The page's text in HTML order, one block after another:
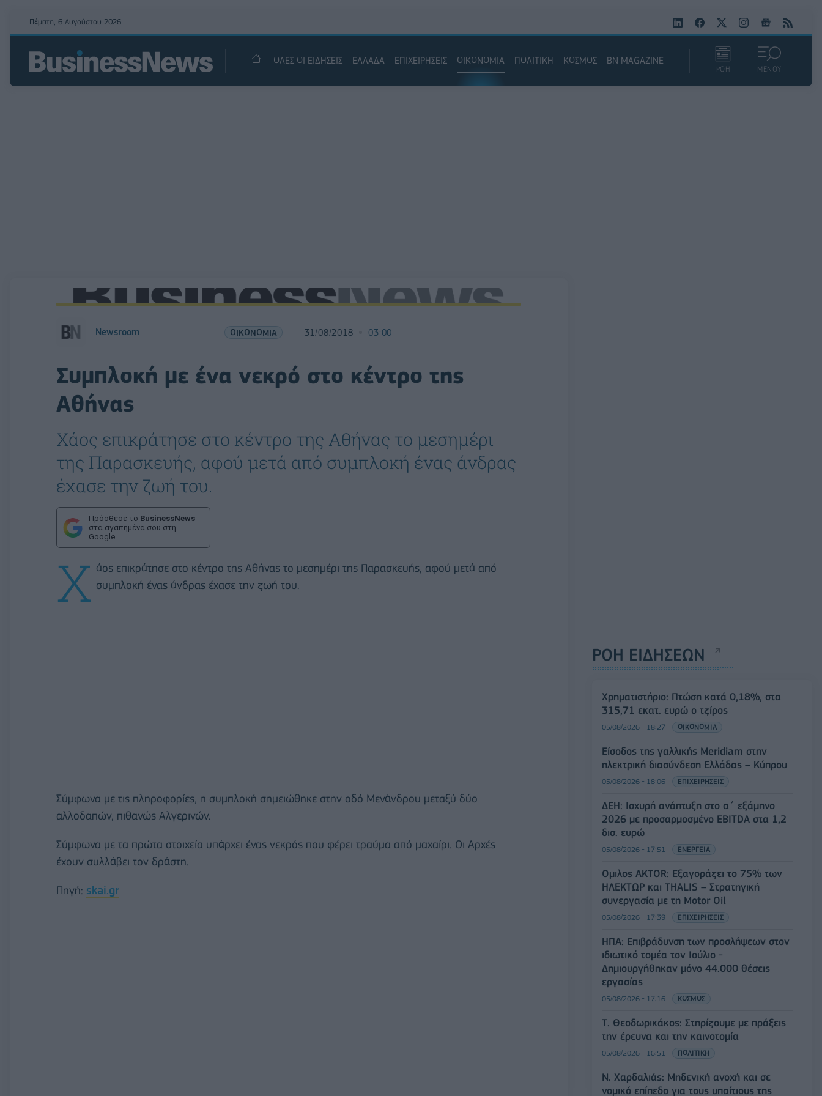
Πέμπτη, 6 Αυγούστου 2026
ΟΛΕΣ ΟΙ ΕΙΔΗΣΕΙΣ ΕΛΛΑΔΑ ΕΠΙΧΕΙΡΗΣΕΙΣ ΟΙΚΟΝΟΜΙΑ ΠΟΛΙΤΙΚΗ ΚΟΣΜΟΣ BN MAGAZINE
ΡΟΗ ΜΕΝΟΥ
Newsroom ΟΙΚΟΝΟΜΙΑ 31/08/2018 03:00
Συμπλοκή με ένα νεκρό στο κέντρο της
Αθήνας
Χάος επικράτησε στο κέντρο της Αθήνας το μεσημέρι
της Παρασκευής, αφού μετά από συμπλοκή ένας άνδρας
έχασε την ζωή του.
Πρόσθεσε το BusinessNews
στα αγαπημένα σου στη
Google
Χ άος επικράτησε στο κέντρο της Αθήνας το μεσημέρι της Παρασκευής, αφού μετά από
συμπλοκή ένας άνδρας έχασε την ζωή του.
Σύμφωνα με τις πληροφορίες, η συμπλοκή σημειώθηκε στην οδό Μενάνδρου μεταξύ δύο
αλλοδαπών, πιθανώς Αλγερινών.
Σύμφωνα με τα πρώτα στοιχεία υπάρχει ένας νεκρός που φέρει τραύμα από μαχαίρι. Οι Αρχές
έχουν συλλάβει τον δράστη.
Πηγή: skai.gr
ΡΟΗ ΕΙΔΗΣΕΩΝ
Χρηματιστήριο: Πτώση κατά 0,18%, στα
315,71 εκατ. ευρώ ο τζίρος
05/08/2026 - 18:27 ΟΙΚΟΝΟΜΙΑ
Είσοδος της γαλλικής Meridiam στην
ηλεκτρική διασύνδεση Ελλάδας – Κύπρου
05/08/2026 - 18:06 ΕΠΙΧΕΙΡΗΣΕΙΣ
ΔΕΗ: Ισχυρή ανάπτυξη στο α΄ εξάμηνο
2026 με προσαρμοσμένο EBITDA στα 1,2
δισ. ευρώ
05/08/2026 - 17:51 ΕΝΕΡΓΕΙΑ
Όμιλος AKTOR: Εξαγοράζει το 75% των
ΗΛΕΚΤΩΡ και THALIS – Στρατηγική
συνεργασία με τη Motor Oil
05/08/2026 - 17:39 ΕΠΙΧΕΙΡΗΣΕΙΣ
ΗΠΑ: Επιβράδυνση των προσλήψεων στον
ιδιωτικό τομέα τον Ιούλιο -
Δημιουργήθηκαν μόνο 44.000 θέσεις
εργασίας
05/08/2026 - 17:16 ΚΟΣΜΟΣ
Τ. Θεοδωρικάκος: Στηρίζουμε με πράξεις
την έρευνα και την καινοτομία
05/08/2026 - 16:51 ΠΟΛΙΤΙΚΗ
Ν. Χαρδαλιάς: Μηδενική ανοχή και σε
νομικό επίπεδο για τους υπαίτιους της